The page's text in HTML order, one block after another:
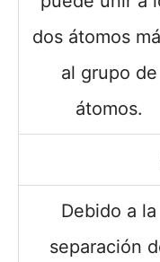
dos átomos
al grupo de
átomos.
Debido a la
separación